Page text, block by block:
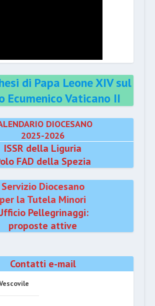
di Papa Leone XIV sul
Ecumenico Vaticano II
DIOCESANO
2025-2026
ISSR della Liguria
FAD della Spezia
Servizio Diocesano
per la Tutela Minori
Pellegrinaggi:
proposte attive
Contatti e-mail